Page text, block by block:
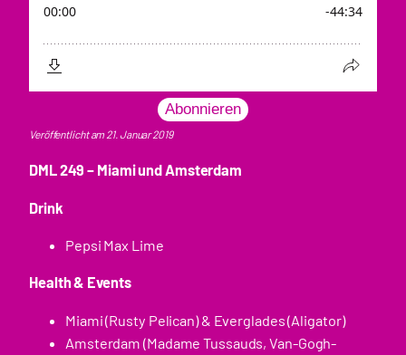
Abonnieren
Veröffentlicht am 21. Januar 2019
DML 249 – Miami und Amsterdam
Drink
Pepsi Max Lime
Health & Events
Miami (Rusty Pelican) & Everglades (Aligator)
Amsterdam (Madame Tussauds, Van-Gogh-